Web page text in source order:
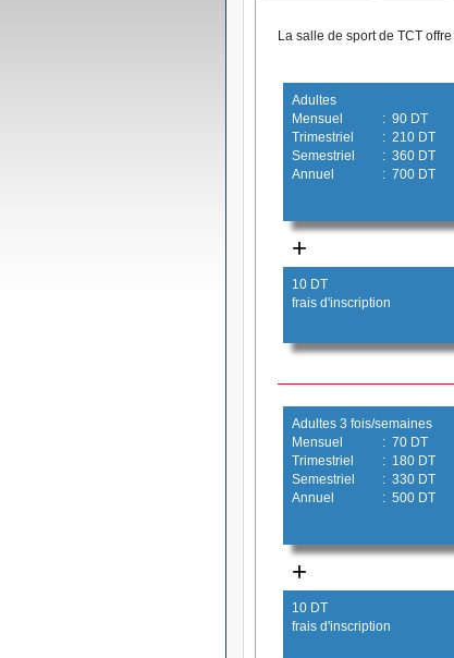
La salle de sport de TCT offre
Adultes
Mensuel
: 90 DT
Trimestriel
: 210 DT
Semestriel
: 360 DT
Annuel
: 700 DT
+
10 DT
frais d'inscription
Adultes 3 fois/semaines
Mensuel
: 70 DT
Trimestriel
: 180 DT
Semestriel
: 330 DT
Annuel
: 500 DT
+
10 DT
frais d'inscription